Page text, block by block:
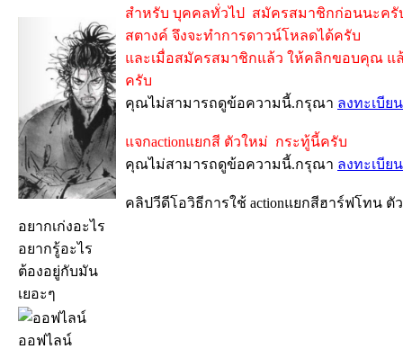
อยากเก่งอะไร
อยากรู้อะไร
ต้องอยู่กับมัน
เยอะๆ
ออฟไลน์
สำหรับ บุคคลทั่วไป สมัครสมาชิกก่อนนะครั
สตางค์ จึงจะทำการดาวน์โหลดได้ครับ
และเมื่อสมัครสมาชิกแล้ว ให้คลิกขอบคุณ แ
ครับ
คุณไม่สามารถดูข้อความนี้.กรุณา ลงทะเบียน
แจกactionแยกสี ตัวใหม่ กระทู้นี้ครับ
คุณไม่สามารถดูข้อความนี้.กรุณา ลงทะเบียน
คลิปวีดีโอวิธีการใช้ actionแยกสีฮาร์ฟโทน ตั